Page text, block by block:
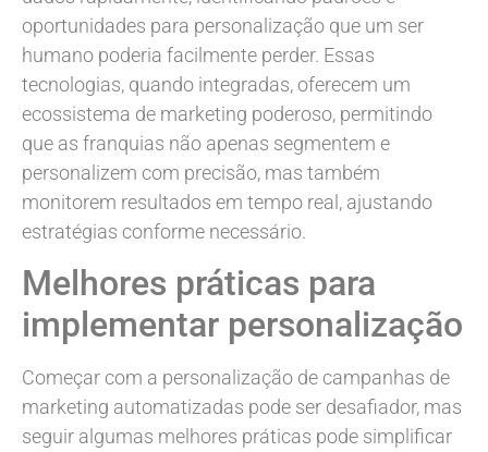
oportunidades para personalização que um ser
humano poderia facilmente perder. Essas
tecnologias, quando integradas, oferecem um
ecossistema de marketing poderoso, permitindo
que as franquias não apenas segmentem e
personalizem com precisão, mas também
monitorem resultados em tempo real, ajustando
estratégias conforme necessário.
Melhores práticas para
implementar personalização
Começar com a personalização de campanhas de
marketing automatizadas pode ser desafiador, mas
seguir algumas melhores práticas pode simplificar